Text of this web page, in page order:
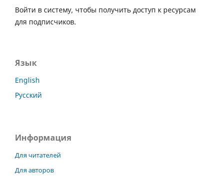
Войти в систему, чтобы получить доступ к ресурсам
для подписчиков.
Язык
English
Русский
Информация
Для читателей
Для авторов